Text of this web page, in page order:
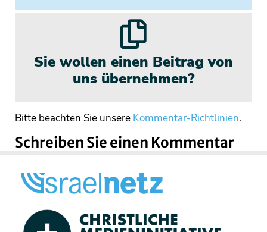
Sie wollen einen Beitrag von
uns übernehmen?
Bitte beachten Sie unsere Kommentar-Richtlinien.
Schreiben Sie einen Kommentar